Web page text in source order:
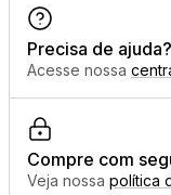
Precisa de ajuda?
Acesse nossa
Compre com
Veja nossa política